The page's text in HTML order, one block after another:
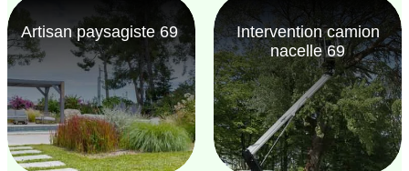
Artisan paysagiste 69
Intervention camion
nacelle 69